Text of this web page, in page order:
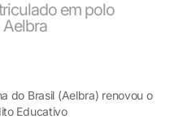
em polo
do Brasil (Aelbra) renovou o
Educativo